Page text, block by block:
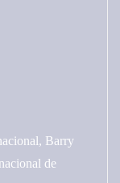
Barry
de